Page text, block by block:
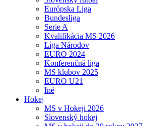
Európska Liga
Bundesliga
Serie A
Kvalifikácia MS 2026
Liga Národov
EURO 2024
Konferenčná liga
MS klubov 2025
EURO U21
Iné
Hokej
MS v Hokeji 2026
Slovenský hokej